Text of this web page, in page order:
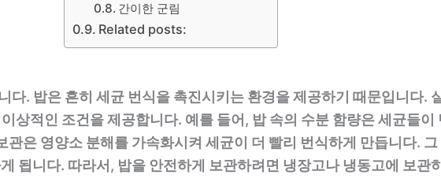
간이한 군림
Related posts:
다. 밥은 흔히 세균 번식을 촉진시키는 환경을 제공하기 때문입니다.
상적인 조건을 제공합니다. 예를 들어, 밥 속의 수분 함량은 세균들이
관은 영양소 분해를 가속화시켜 세균이 더 빨리 번식하게 만듭니다.
됩니다. 따라서, 밥을 안전하게 보관하려면 냉장고나 냉동고에 보관